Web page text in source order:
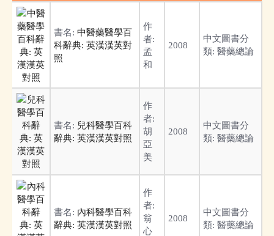
書名: 中醫藥醫學百
科辭典: 英漢漢英對
照
作
者:
孟
和
2008
中文圖書分
類: 醫藥總論
書名: 兒科醫學百科
辭典: 英漢漢英對照
作
者:
胡
亞
美
2008
中文圖書分
類: 醫藥總論
書名: 內科醫學百科
辭典: 英漢漢英對照
作
者:
翁
心
2008
中文圖書分
類: 醫藥總論